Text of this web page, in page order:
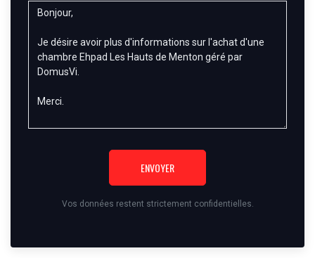
ENVOYER
Vos données restent strictement confidentielles.